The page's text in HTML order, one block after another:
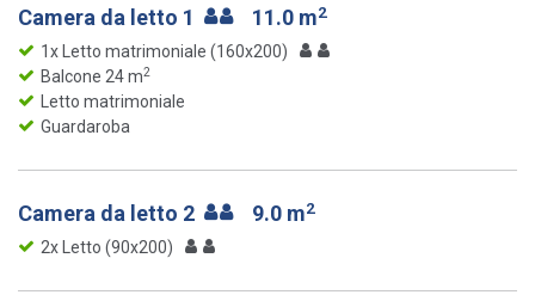
Camera da letto 1 11.0 m2
1x Letto matrimoniale (160x200)
Balcone 24 m2
Letto matrimoniale
Guardaroba
Camera da letto 2 9.0 m2
2x Letto (90x200)